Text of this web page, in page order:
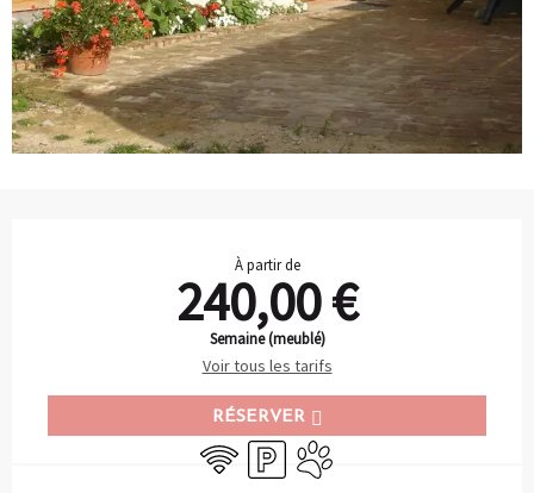
À partir de
240,00 €
Semaine (meublé)
Voir tous les tarifs
RÉSERVER
WiFi ParkingAnimaux acceptés